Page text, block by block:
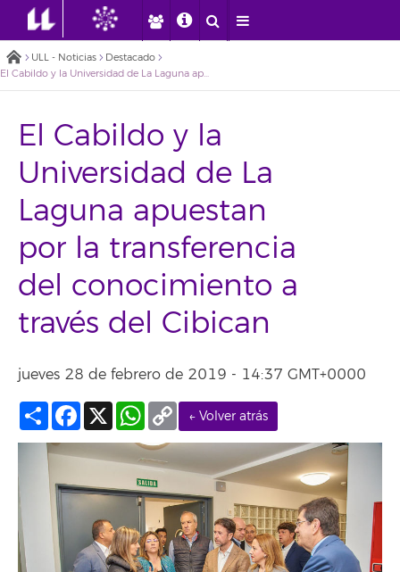
ULL - Noticias
Destacado
El Cabildo y la Universidad de La Laguna apuestan por la transferencia del conocimiento a través del Cibican
El Cabildo y la
Universidad de La
Laguna apuestan
por la transferencia
del conocimiento a
través del Cibican
jueves 28 de febrero de 2019 - 14:37 GMT+0000
← Volver atrás
Compartir
Facebook
X WhatsApp
Copy
Link